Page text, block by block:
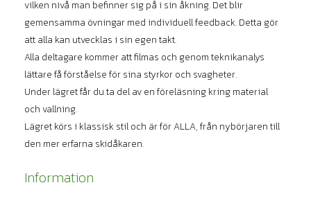
vilken nivå man befinner sig på i sin åkning. Det blir
gemensamma övningar med individuell feedback. Detta gör
att alla kan utvecklas i sin egen takt.
Alla deltagare kommer att filmas och genom teknikanalys
lättare få förståelse för sina styrkor och svagheter.
Under lägret får du ta del av en föreläsning kring material
och vallning.
Lägret körs i klassisk stil och är för ALLA, från nybörjaren till
den mer erfarna skidåkaren.
Information